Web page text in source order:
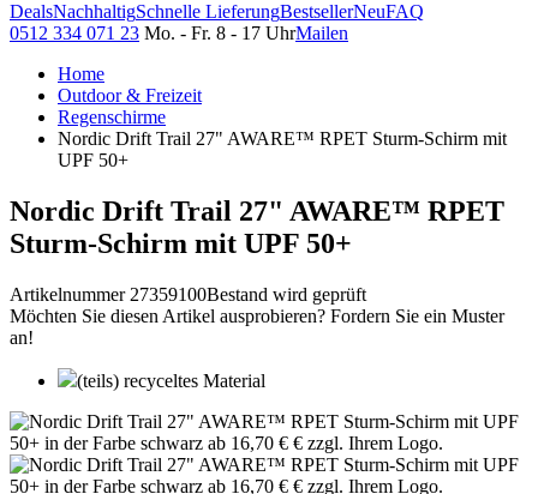
DealsNachhaltigSchnelle LieferungBestsellerNeuFAQ
0512 334 071 23 Mo. - Fr. 8 - 17 UhrMailen
Home
Outdoor & Freizeit
Regenschirme
Nordic Drift Trail 27" AWARE™ RPET Sturm-Schirm mit
UPF 50+
Nordic Drift Trail 27" AWARE™ RPET
Sturm-Schirm mit UPF 50+
Artikelnummer 27359100Bestand wird geprüft
Möchten Sie diesen Artikel ausprobieren? Fordern Sie ein Muster
an!
(teils) recyceltes Material